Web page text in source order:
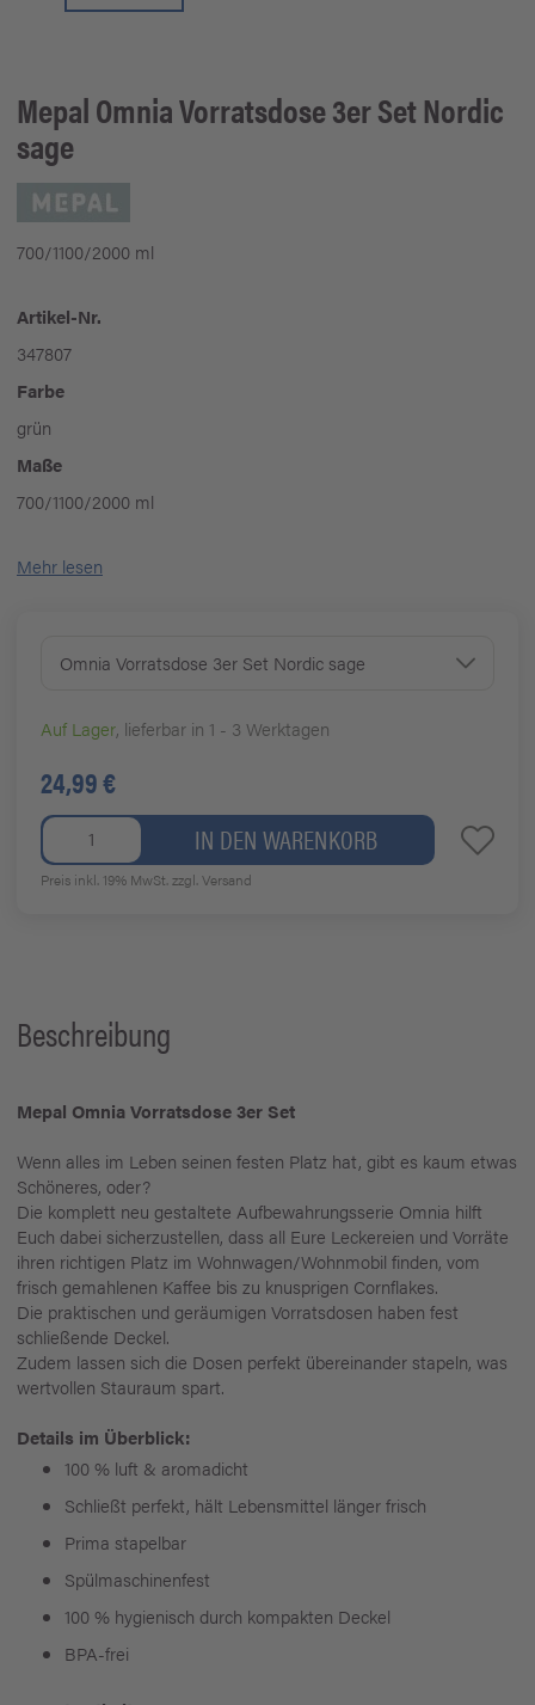
MepalOmnia Vorratsdose 3er Set Nordic
sage
700/1100/2000 ml
Artikel-Nr.
347807
Farbe
grün
Maße
700/1100/2000 ml
Mehr lesen
Omnia Vorratsdose 3er Set Nordic sage
Auf Lager, lieferbar in 1 - 3 Werktagen
24,99 €
IN DEN WARENKORB
Preis inkl. 19% MwSt.zzgl. Versand
Beschreibung
Mepal Omnia Vorratsdose 3er Set
Wenn alles im Leben seinen festen Platz hat, gibt es kaum etwas
Schöneres, oder?
Die komplett neu gestaltete Aufbewahrungsserie Omnia hilft
Euch dabei sicherzustellen, dass all Eure Leckereien und Vorräte
ihren richtigen Platz im Wohnwagen/Wohnmobil finden, vom
frisch gemahlenen Kaffee bis zu knusprigen Cornflakes.
Die praktischen und geräumigen Vorratsdosen haben fest
schließende Deckel.
Zudem lassen sich die Dosen perfekt übereinander stapeln, was
wertvollen Stauraum spart.
Details im Überblick:
100 % luft & aromadicht
Schließt perfekt, hält Lebensmittel länger frisch
Prima stapelbar
Spülmaschinenfest
100 % hygienisch durch kompakten Deckel
BPA-frei